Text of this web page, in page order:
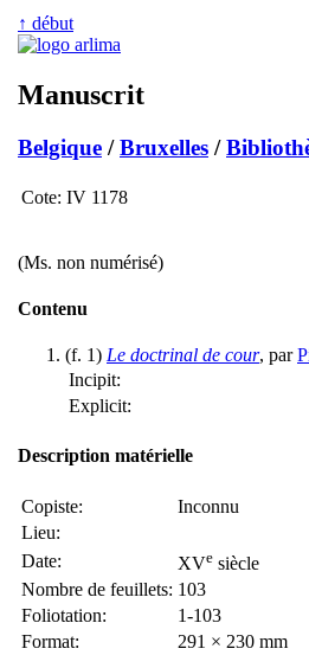
↑ début
Manuscrit
Belgique /Bruxelles /
Cote: IV 1178
(Ms. non numérisé)
Contenu
(f. 1) Le doctrinal de cour, par
Incipit:
Explicit:
Description matérielle
Copiste:
Inconnu
Lieu:
Date:
XVe siècle
Nombre de feuillets: 103
Foliotation:
1-103
Format:
291 × 230 mm